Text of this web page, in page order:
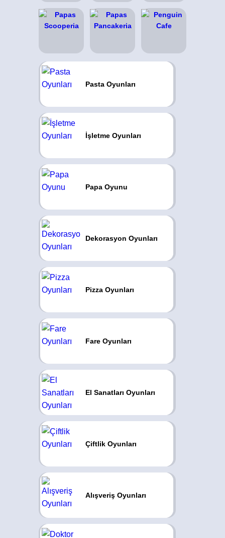
Pasta Oyunları
İşletme Oyunları
Papa Oyunu
Dekorasyon Oyunları
Pizza Oyunları
Fare Oyunları
El Sanatları Oyunları
Çiftlik Oyunları
Alışveriş Oyunları